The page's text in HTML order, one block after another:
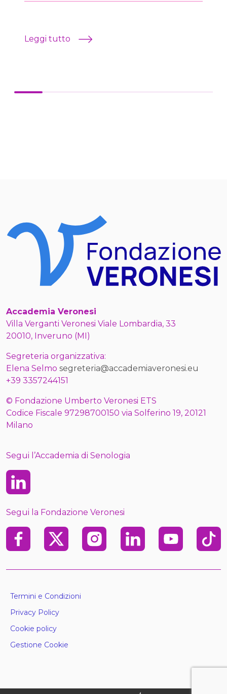
Leggi tutto
Accademia Veronesi
Villa Verganti Veronesi Viale Lombardia, 33
20010, Inveruno (MI)
Segreteria organizzativa:
Elena Selmo segreteria@accademiaveronesi.eu
+39 3357244151
© Fondazione Umberto Veronesi ETS
Codice Fiscale 97298700150 via Solferino 19, 20121
Milano
Segui l’Accademia di Senologia
Linkedin
Segui la Fondazione Veronesi
FacebookX InstagramLinkedin Youtube TikTok
Termini e Condizioni
Privacy Policy
Cookie policy
Gestione Cookie